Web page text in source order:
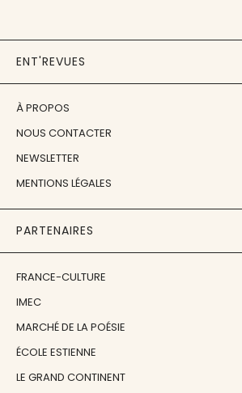
ENT'REVUES
À PROPOS
NOUS CONTACTER
NEWSLETTER
MENTIONS LÉGALES
PARTENAIRES
FRANCE-CULTURE
IMEC
MARCHÉ DE LA POÉSIE
ÉCOLE ESTIENNE
LE GRAND CONTINENT